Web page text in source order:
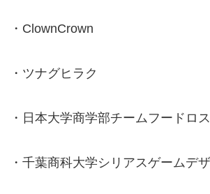
・ClownCrown
・ツナグヒラク
・日本大学商学部チームフードロス
・千葉商科大学シリアスゲームデ